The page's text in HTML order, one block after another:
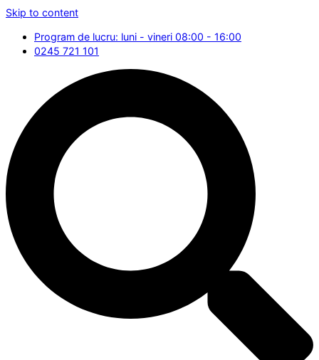
Skip to content
Program de lucru: luni - vineri 08:00 - 16:00
0245 721 101